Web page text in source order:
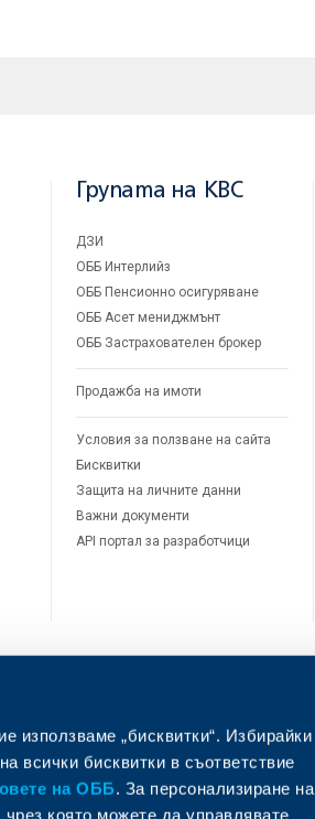
използваме „бисквитки“. Избирайки
всички бисквитки в съответствие
на ОББ. За персонализиране на
чрез която можете да управлявате
Групата на KBC
ДЗИ
ОББ Интерлийз
ОББ Пенсионно осигуряване
ОББ Асет мениджмънт
ОББ Застрахователен брокер
Продажба на имоти
Условия за ползване на сайта
Бисквитки
Защита на личните данни
Важни документи
API портал за разработчици